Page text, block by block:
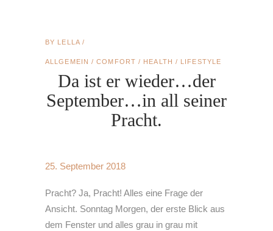
BY LELLA
ALLGEMEIN /COMFORT / HEALTH / LIFESTYLE
Da ist er wieder…der
September…in all seiner
Pracht.
25. September 2018
Pracht? Ja, Pracht! Alles eine Frage der
Ansicht. Sonntag Morgen, der erste Blick aus
dem Fenster und alles grau in grau mit